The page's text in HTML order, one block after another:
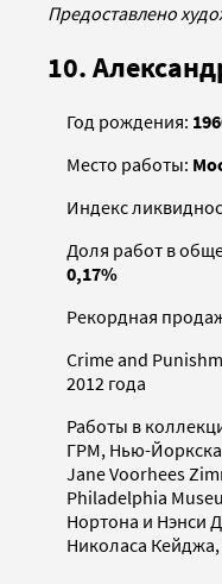
Предоставлено
10.
Год рождения:
Место работы:
Индекс
Доля работ в
0,17%
Рекордная
Crime and
2012 года
Работы в
ГРМ, Нью-
Jane Voorhees
Philadelphia
Нортона и Нэнси
Николаса